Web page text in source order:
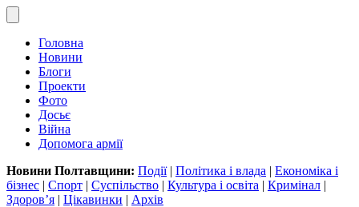
Головна
Новини
Блоги
Проекти
Фото
Досьє
Війна
Допомога армії
Новини Полтавщини: Події| Політика і влада | Економіка і
бізнес | Спорт | Суспільство | Культура і освіта | Кримінал |
Здоров’я | Цікавинки | Архів